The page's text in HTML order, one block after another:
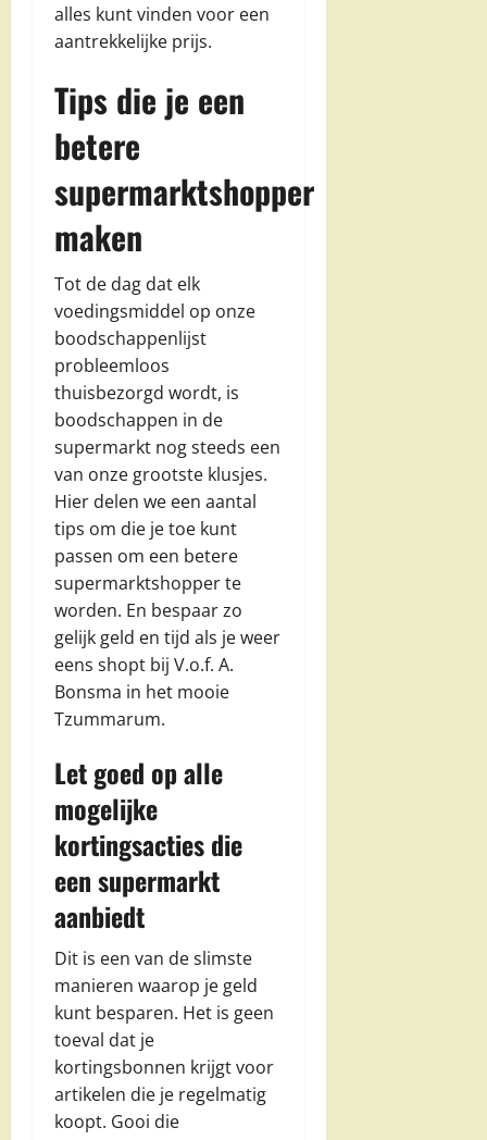
alles kunt vinden voor een
aantrekkelijke prijs.
Tips die je een
betere
supermarktshopper
maken
Tot de dag dat elk
voedingsmiddel op onze
boodschappenlijst
probleemloos
thuisbezorgd wordt, is
boodschappen in de
supermarkt nog steeds een
van onze grootste klusjes.
Hier delen we een aantal
tips om die je toe kunt
passen om een betere
supermarktshopper te
worden. En bespaar zo
gelijk geld en tijd als je weer
eens shopt bij V.o.f. A.
Bonsma in het mooie
Tzummarum.
Let goed op alle
mogelijke
kortingsacties die
een supermarkt
aanbiedt
Dit is een van de slimste
manieren waarop je geld
kunt besparen. Het is geen
toeval dat je
kortingsbonnen krijgt voor
artikelen die je regelmatig
koopt. Gooi die